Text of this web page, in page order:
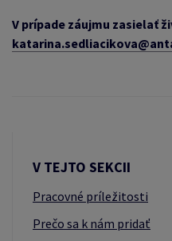
V prípade záujmu zasielať
V TEJTO SEKCII
Pracovné príležitosti
Prečo sa k nám pridať